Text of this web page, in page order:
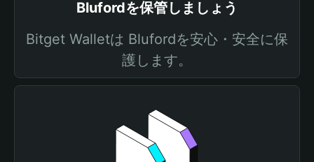
Blufordを保管しましょう
Bitget Walletは Blufordを安心・安全に保
護します。